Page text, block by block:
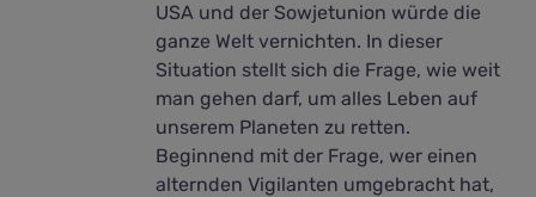
USA und der Sowjetunion würde die
ganze Welt vernichten. In dieser
Situation stellt sich die Frage, wie weit
man gehen darf, um alles Leben auf
unserem Planeten zu retten.
Beginnend mit der Frage, wer einen
alternden Vigilanten umgebracht hat,